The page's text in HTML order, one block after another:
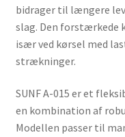
bidrager til længere
slag. Den forstærkede
især ved kørsel med
strækninger.
SUNF A-015 er et
en kombination af
Modellen passer til